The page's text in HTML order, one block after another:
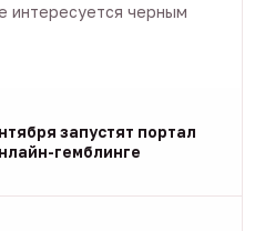
интересуется черным
запустят портал
гемблинге